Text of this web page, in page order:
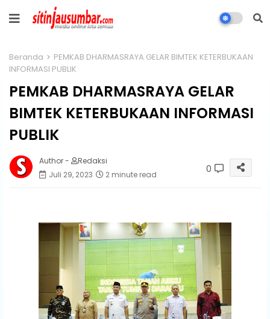
Beranda
PEMKAB DHARMASRAYA GELAR BIMTEK KETERBUKAAN
INFORMASI PUBLIK
PEMKAB DHARMASRAYA GELAR
BIMTEK KETERBUKAAN INFORMASI
PUBLIK
Author -
Redaksi
Juli 29, 2023
2 minute read 0